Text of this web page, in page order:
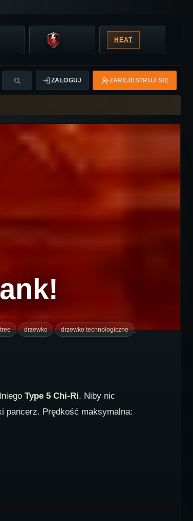
HEAT
ZALOGUJ ZAREJESTRUJ SIĘ
, drzewko , drzewko technologiczne ,
Type 5 Chi-Ri. Niby nic
pancerz. Prędkość maksymalna: